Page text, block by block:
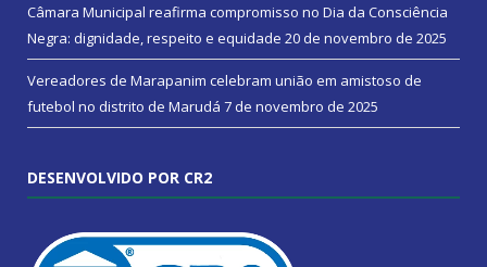
Câmara Municipal reafirma compromisso no Dia da Consciência
Negra: dignidade, respeito e equidade 20 de novembro de 2025
Vereadores de Marapanim celebram união em amistoso de
futebol no distrito de Marudá 7 de novembro de 2025
DESENVOLVIDO POR CR2